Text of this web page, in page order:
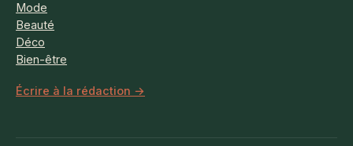
Mode
Beauté
Déco
Bien-être
Écrire à la rédaction →